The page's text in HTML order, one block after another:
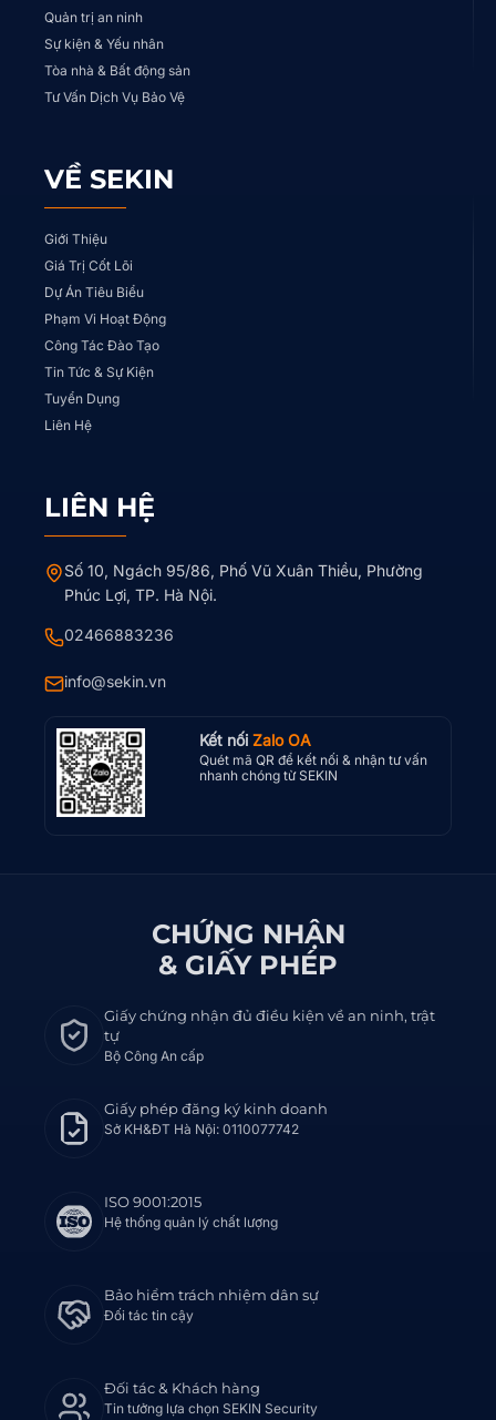
Quản trị an ninh
Sự kiện & Yếu nhân
Tòa nhà & Bất động sản
Tư Vấn Dịch Vụ Bảo Vệ
VỀ SEKIN
Giới Thiệu
Giá Trị Cốt Lõi
Dự Án Tiêu Biểu
Phạm Vi Hoạt Động
Công Tác Đào Tạo
Tin Tức & Sự Kiện
Tuyển Dụng
Liên Hệ
LIÊN HỆ
Số 10, Ngách 95/86, Phố Vũ Xuân Thiều, Phường
Phúc Lợi, TP. Hà Nội.
02466883236
info@sekin.vn
Kết nối Zalo OA
Quét mã QR để kết nối & nhận tư vấn
nhanh chóng từ SEKIN
CHỨNG NHẬN
& GIẤY PHÉP
Giấy chứng nhận đủ điều kiện về an ninh, trật
tự
Bộ Công An cấp
Giấy phép đăng ký kinh doanh
Sở KH&ĐT Hà Nội: 0110077742
ISO 9001:2015
Hệ thống quản lý chất lượng
Bảo hiểm trách nhiệm dân sự
Đối tác tin cậy
Đối tác & Khách hàng
Tin tưởng lựa chọn SEKIN Security